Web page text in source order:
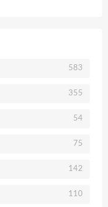
583
355
54
75
142
110